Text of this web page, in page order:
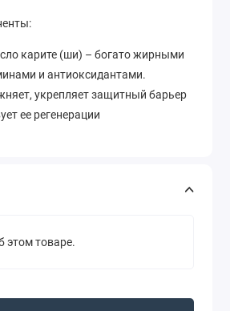
карите (ши) – богато жирными
и антиоксидантами.
укрепляет защитный барьер
ее регенерации
этом товаре.